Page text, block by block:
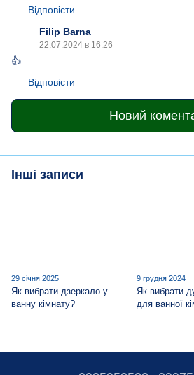
Відповісти
Filip Barna
22.07.2024 в 16:26
👍
Відповісти
Новий
Інші записи
29 січня 2025
Як вибрати дзеркало у
ванну кімнату?
9 грудня 2024
Як вибрати
для ванної